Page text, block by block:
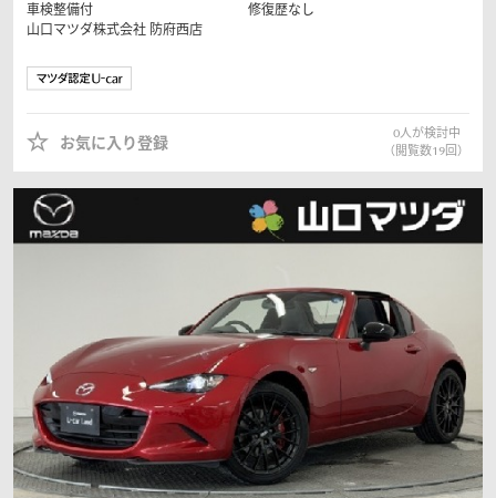
車検整備付
修復歴なし
山口マツダ株式会社 防府西店
お気に入り登録
0人が検討中
（閲覧数19回）